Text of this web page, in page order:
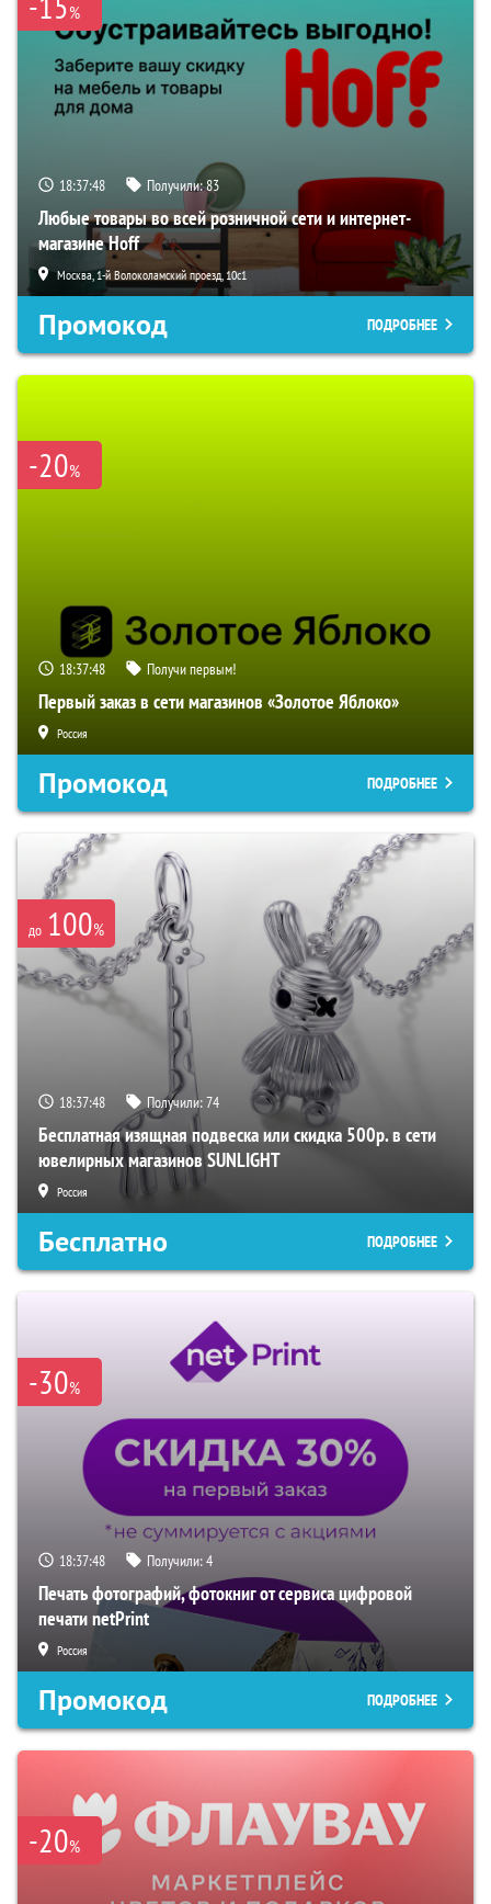
%
18:37:47 Получили:83
Любые товары во всей розничной сети и интернет-
магазине Hoff
Москва, 1-й Волоколамский проезд, 10с1
Промокод ПОДРОБНЕЕ
-20%
18:37:47 Получи первым!
Первый заказ в сети магазинов «Золотое Яблоко»
Россия
Промокод ПОДРОБНЕЕ
до 100%
18:37:47 Получили:74
Бесплатная изящная подвеска или скидка 500р. в сети
ювелирных магазинов SUNLIGHT
Россия
Бесплатно ПОДРОБНЕЕ
-30%
18:37:47 Получили:4
Печать фотографий, фотокниг от сервиса цифровой
печати netPrint
Россия
Промокод ПОДРОБНЕЕ
-20%